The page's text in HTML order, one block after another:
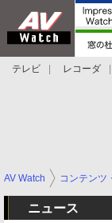
テレビ レコーダ
AV Watch コンテンツ
ニュース